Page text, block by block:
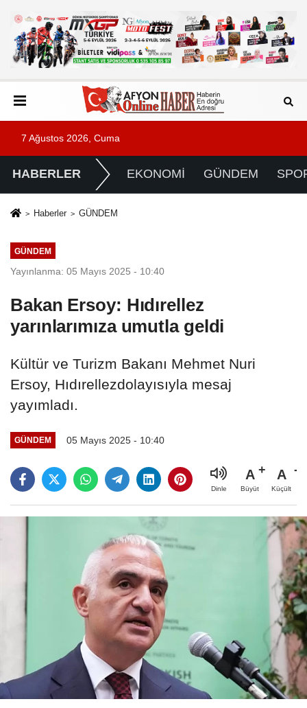
7 Ağustos 2026, Cuma
HABERLER EKONOMİ GÜNDEM
Haberler GÜNDEM
GÜNDEM
Yayınlanma: 05 Mayıs 2025 - 10:40
Bakan Ersoy: Hıdırellez
yarınlarımıza umutla geldi
Kültür ve Turizm Bakanı Mehmet Nuri
Ersoy, Hıdırellezdolayısıyla mesaj
yayımladı.
GÜNDEM 05 Mayıs 2025 - 10:40
Dinle
A
Büyüt
A
Küçült